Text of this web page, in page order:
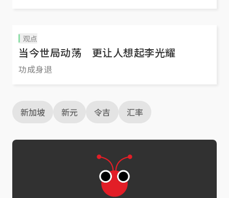
观点
当今世局动荡 更让人想起李光耀
功成身退
新加坡 新元 令吉 汇率